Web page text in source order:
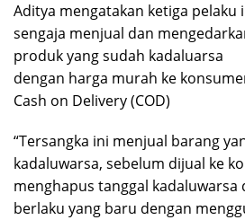
Aditya mengatakan ketiga pelaku
sengaja menjual dan
produk yang sudah kadaluarsa
dengan harga murah ke
Cash on Delivery (COD)
“Tersangka ini menjual barang
kadaluwarsa, sebelum dijual ke
menghapus tanggal kadaluwarsa
berlaku yang baru dengan